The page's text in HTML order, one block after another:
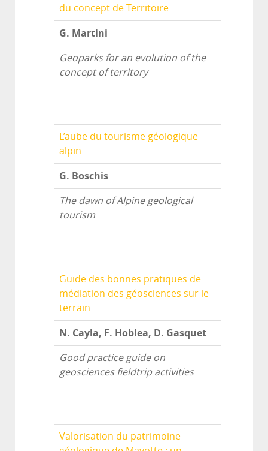
du concept de Territoire
G. Martini
Geoparks for an evolution of the
concept of territory
L’aube du tourisme géologique
alpin
G. Boschis
The dawn of Alpine geological
tourism
Guide des bonnes pratiques de
médiation des géosciences sur le
terrain
N. Cayla, F. Hoblea, D. Gasquet
Good practice guide on
geosciences fieldtrip activities
Valorisation du patrimoine